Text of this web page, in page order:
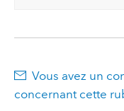
Vous avez un
concernant cette